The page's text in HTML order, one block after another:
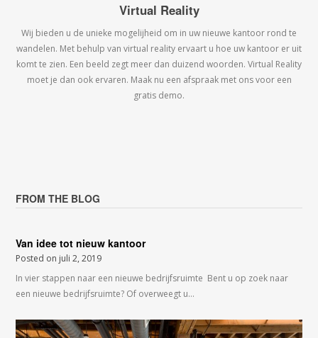
Virtual Reality
Wij bieden u de unieke mogelijheid om in uw nieuwe kantoor rond te
wandelen. Met behulp van virtual reality ervaart u hoe uw kantoor er uit
komt te zien. Een beeld zegt meer dan duizend woorden. Virtual Reality
moet je dan ook ervaren. Maak nu een afspraak met ons voor een
gratis demo.
FROM THE BLOG
Van idee tot nieuw kantoor
Posted on juli 2, 2019
In vier stappen naar een nieuwe bedrijfsruimte Bent u op zoek naar
een nieuwe bedrijfsruimte? Of overweegt u…